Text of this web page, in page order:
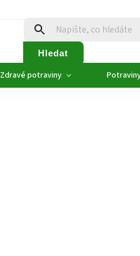
Hledat
Zdravé potraviny